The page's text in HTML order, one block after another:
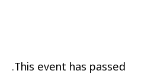
This event has passed.